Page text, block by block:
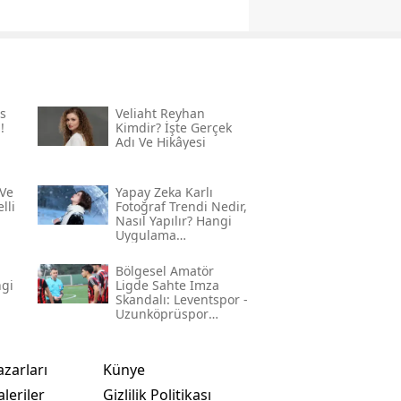
Veliaht Reyhan
Kimdir? İşte Gerçek
Adı Ve Hikâyesi
Yapay Zeka Karlı
Fotoğraf Trendi Nedir,
Nasıl Yapılır? Hangi
Uygulama
Adım Adım Rehber
Bölgesel Amatör
Ligde Sahte Imza
Skandalı: Leventspor -
Uzunköprüspor
Künye
Gizlilik Politikası